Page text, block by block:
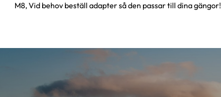
M8, Vid behov beställ adapter så den passar till dina gängor!